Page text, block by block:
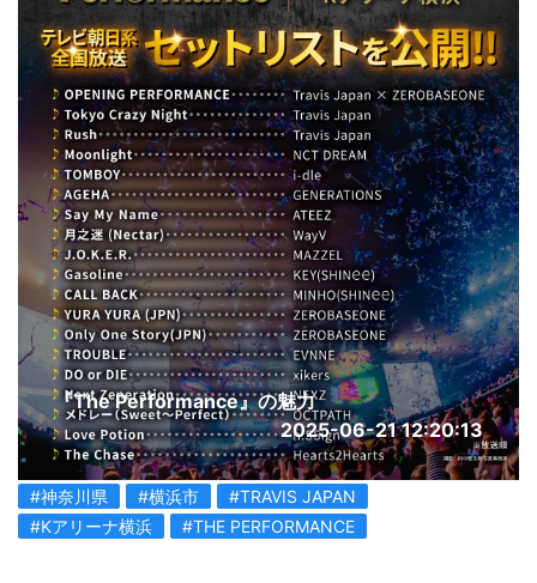
『The Performance』の魅力
2025-06-21 12:20:13
#神奈川県 #横浜市
#TRAVIS JAPAN
#Kアリーナ横浜
#THE PERFORMANCE